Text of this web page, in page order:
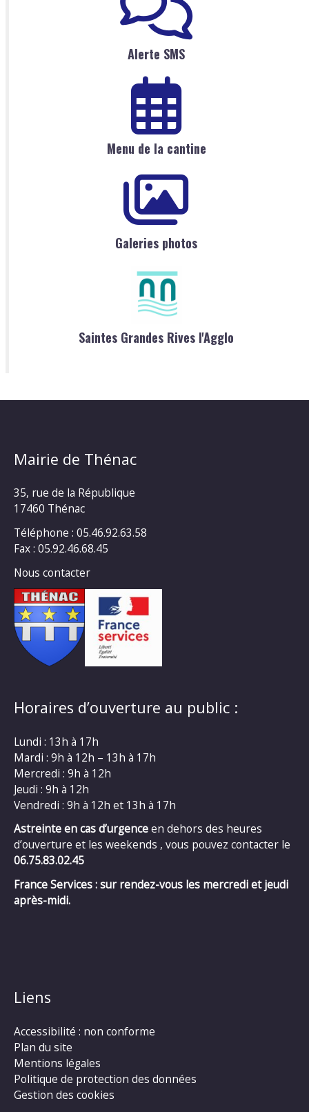
Alerte SMS
Menu de la cantine
Galeries photos
Saintes Grandes Rives l'Agglo
Mairie de Thénac
35, rue de la République
17460 Thénac
Téléphone : 05.46.92.63.58
Fax : 05.92.46.68.45
Nous contacter
Horaires d’ouverture au public :
Lundi : 13h à 17h
Mardi : 9h à 12h – 13h à 17h
Mercredi : 9h à 12h
Jeudi : 9h à 12h
Vendredi : 9h à 12h et 13h à 17h
Astreinte en cas d’urgenceen dehors des heures
d’ouverture et les weekends , vous pouvez contacter le
06.75.83.02.45
France Services : sur rendez-vous les mercredi et jeudi
après-midi.
Liens
Accessibilité : non conforme
Plan du site
Mentions légales
Politique de protection des données
Gestion des cookies